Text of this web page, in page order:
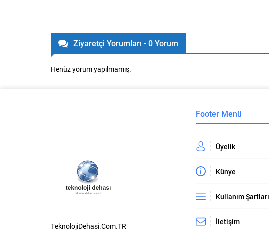
Ziyaretçi Yorumları - 0 Yorum
Henüz yorum yapılmamış.
TeknolojiDehasi.Com.TR
Footer Menü
Üyelik
Künye
Kullanım Şartları
İletişim